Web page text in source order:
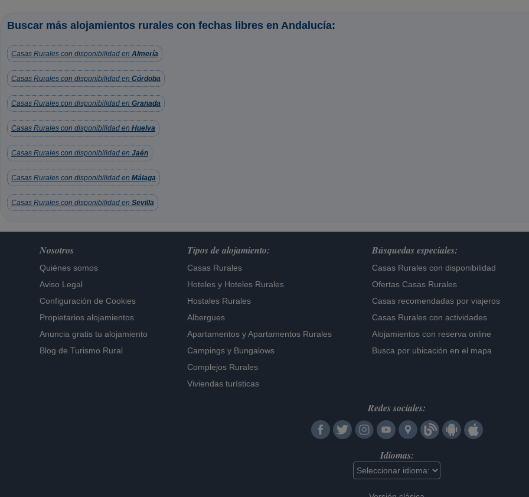
Buscar más alojamientos rurales con fechas libres en Andalucía:
Casas Rurales con disponibilidad en Almería
Casas Rurales con disponibilidad en Córdoba
Casas Rurales con disponibilidad en Granada
Casas Rurales con disponibilidad en Huelva
Casas Rurales con disponibilidad en Jaén
Casas Rurales con disponibilidad en Málaga
Casas Rurales con disponibilidad en Sevilla
Nosotros
Quiénes somos
Aviso Legal
Configuración de Cookies
Propietarios alojamientos
Anuncia gratis tu alojamiento
Blog de Turismo Rural
Tipos de alojamiento:
Casas Rurales
Hoteles y Hoteles Rurales
Hostales Rurales
Albergues
Apartamentos yApartamentos Rurales
Campings y Bungalows
Complejos Rurales
Viviendas turísticas
Búsquedas especiales:
Casas Rurales con disponibilidad
Ofertas Casas Rurales
Casas recomendadas por viajeros
Casas Rurales con actividades
Alojamientos con reserva online
Busca por ubicación en el mapa
Redes sociales:
Idiomas: